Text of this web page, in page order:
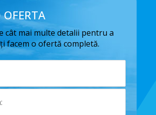
OFERTA
cât mai multe detalii pentru a
facem o ofertă completă.